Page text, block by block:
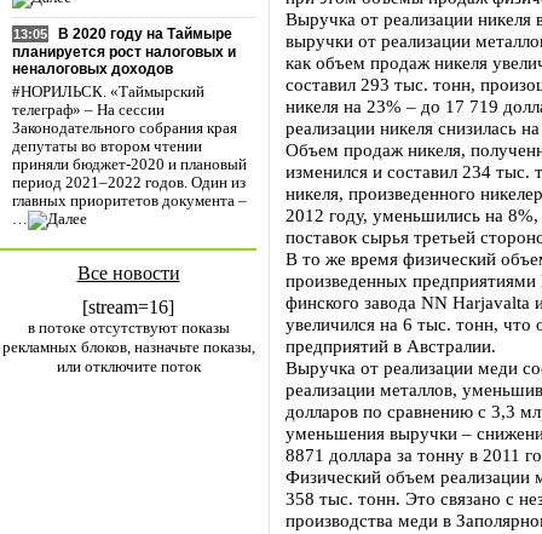
13:05
В 2020 году на Таймыре
планируется рост налоговых и
неналоговых доходов
#НОРИЛЬСК. «Таймырский
телеграф» – На сессии
Законодательного собрания края
депутаты во втором чтении
приняли бюджет-2020 и плановый
период 2021–2022 годов. Один из
главных приоритетов документа –
…
Все новости
[stream=16]
в потоке отсутствуют показы
рекламных блоков, назначьте показы,
или отключите поток
Выручка от реализации никеля
выручки от реализации
как объем продаж никеля
составил 293 тыс. тонн,
никеля на 23% – до 17 719
реализации никеля снизилась
Объем продаж никеля,
изменился и составил 234
никеля, произведенного
2012 году, уменьшились на
поставок сырья третьей
В то же время физический
произведенных
финского завода NN Harjavalta
увеличился на 6 тыс. тонн, что
предприятий в Австралии.
Выручка от реализации меди
реализации металлов,
долларов по сравнению с 3,3
уменьшения выручки –
8871 доллара за тонну в 2011
Физический объем
358 тыс. тонн. Это связано с
производства меди в